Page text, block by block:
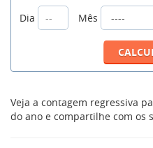
Dia
Mês
Veja a contagem regressiva
do ano e compartilhe com os